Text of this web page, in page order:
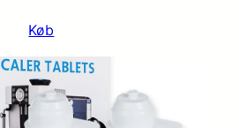
Køb